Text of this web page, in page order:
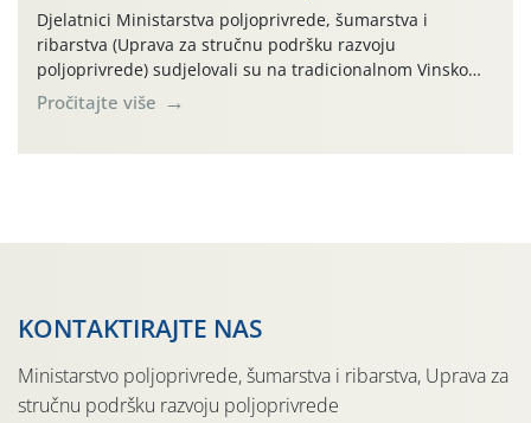
Djelatnici Ministarstva poljoprivrede, šumarstva i
ribarstva (Uprava za stručnu podršku razvoju
poljoprivrede) sudjelovali su na tradicionalnom Vinskom
forumu, održanom 24.07.2026. godine u Domu vinarske
tradicije u Putnikovićima na poluotoku Pelješcu, u
Pročitajte više
KONTAKTIRAJTE NAS
Ministarstvo poljoprivrede, šumarstva i ribarstva, Uprava za
stručnu podršku razvoju poljoprivrede